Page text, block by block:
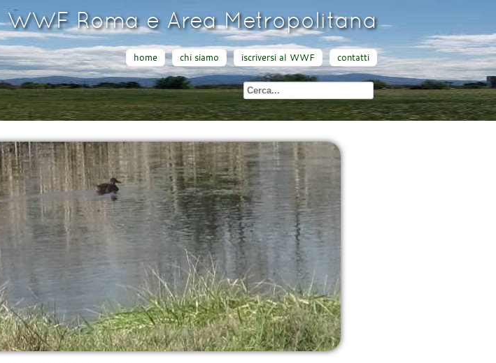
WWF Roma e Area Metropolitana
home chi siamo iscriversi al WWF contatti